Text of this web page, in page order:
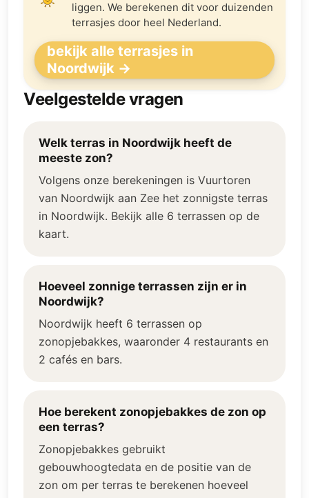
liggen. We berekenen dit voor duizenden
terrasjes door heel Nederland.
bekijk alle terrasjes in
Noordwijk →
Veelgestelde vragen
Welk terras in Noordwijk heeft de
meeste zon?
Volgens onze berekeningen is Vuurtoren
van Noordwijk aan Zee het zonnigste terras
in Noordwijk. Bekijk alle 6 terrassen op de
kaart.
Hoeveel zonnige terrassen zijn er in
Noordwijk?
Noordwijk heeft 6 terrassen op
zonopjebakkes, waaronder 4 restaurants en
2 cafés en bars.
Hoe berekent zonopjebakkes de zon op
een terras?
Zonopjebakkes gebruikt
gebouwhoogtedata en de positie van de
zon om per terras te berekenen hoeveel